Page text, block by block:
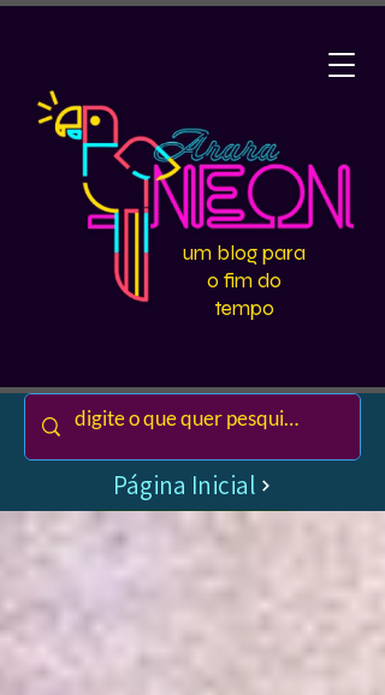
um blog para
o fim do
tempo
Página Inicial